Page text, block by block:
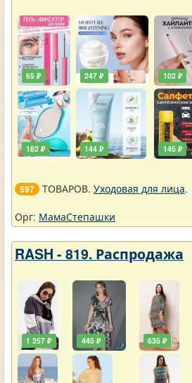
65 ₽
182 ₽
247 ₽
144 ₽
102 ₽
145 ₽
597 ТОВАРОВ. Уходовая для лица.
Орг: МамаСтепашки
RASH - 819. Распродажа
1 257 ₽ 445 ₽ 635 ₽